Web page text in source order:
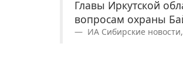
Главы Иркутской
вопросам охраны
ИА Сибирские